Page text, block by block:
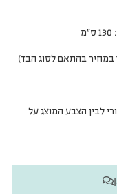
במחיר בהתאם לסוג הבד)
לבין הצבע המוצג על